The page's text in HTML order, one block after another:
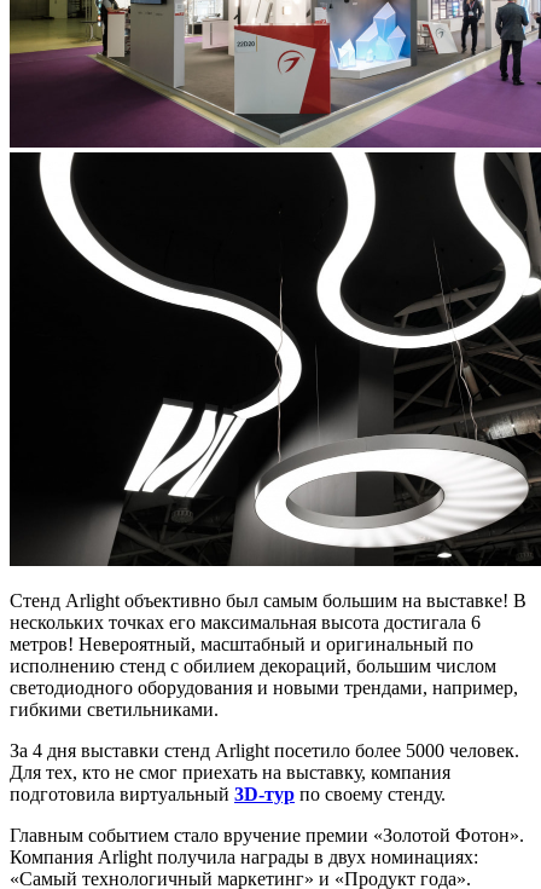
Стенд Arlight объективно был самым большим на выставке! В
нескольких точках его максимальная высота достигала 6
метров! Невероятный, масштабный и оригинальный по
исполнению стенд с обилием декораций, большим числом
светодиодного оборудования и новыми трендами, например,
гибкими светильниками.
За 4 дня выставки стенд Arlight посетило более 5000 человек.
Для тех, кто не смог приехать на выставку, компания
подготовила виртуальный 3D-тур по своему стенду.
Главным событием стало вручение премии «Золотой Фотон».
Компания Arlight получила награды в двух номинациях:
«Самый технологичный маркетинг» и «Продукт года».